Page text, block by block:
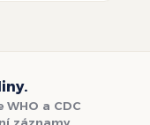
WHO a CDC